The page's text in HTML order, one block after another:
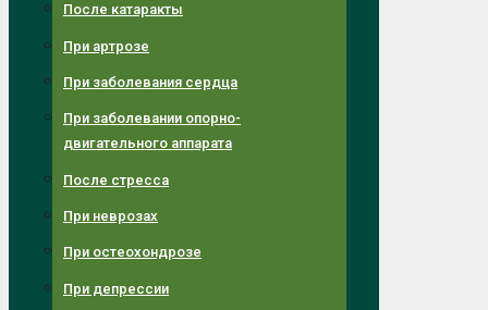
После катаракты
При артрозе
При заболевания сердца
При заболевании опорно-
двигательного аппарата
После стресса
При неврозах
При остеохондрозе
При депрессии